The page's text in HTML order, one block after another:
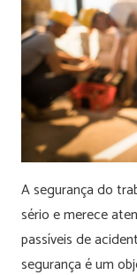
A segurança do
sério e merece
passíveis de
segurança é um